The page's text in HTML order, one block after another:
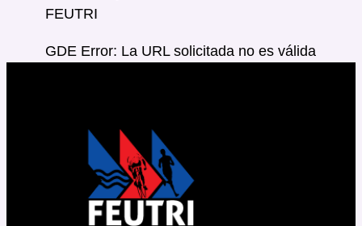
FEUTRI
GDE Error: La URL solicitada no es válida